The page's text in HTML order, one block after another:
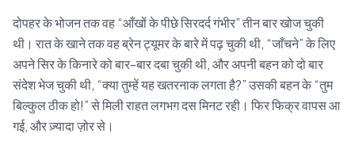
दोपहर के भोजन तक वह “आँखों के पीछे सिरदर्द गंभीर” तीन बार खोज चुकी
थी। रात के खाने तक वह ब्रेन ट्यूमर के बारे में पढ़ चुकी थी, “जाँचने” के लिए
अपने सिर के किनारे को बार-बार दबा चुकी थी, और अपनी बहन को दो बार
संदेश भेज चुकी थी, “क्या तुम्हें यह खतरनाक लगता है?” उसकी बहन के “तुम
बिल्कुल ठीक हो!” से मिली राहत लगभग दस मिनट रही। फिर फिक्र वापस आ
गई, और ज़्यादा ज़ोर से।